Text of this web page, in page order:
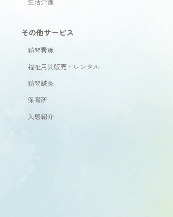
その他サービス
訪問看護
福祉用具販売・レンタル
訪問鍼灸
保育所
入居紹介